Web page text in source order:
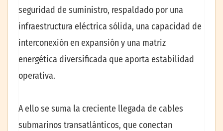
seguridad de suministro, respaldado por una
infraestructura eléctrica sólida, una capacidad de
interconexión en expansión y una matriz
energética diversificada que aporta estabilidad
operativa.
A ello se suma la creciente llegada de cables
submarinos transatlánticos, que conectan